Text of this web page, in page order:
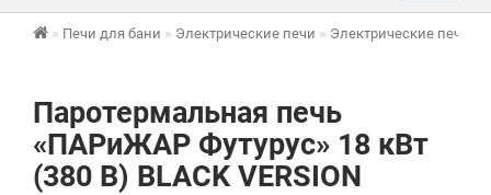
Печи для бани Электрические печи Электрические печи
Паротермальная печь
«ПАРиЖАР Футурус» 18 кВт
(380 В) BLACK VERSION